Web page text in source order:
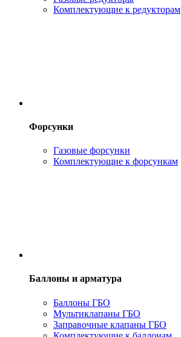
Комплектующие к редукторам
Форсунки
Газовые форсунки
Комплектующие к форсункам
Баллоны и арматура
Баллоны ГБО
Мультиклапаны ГБО
Заправочные клапаны ГБО